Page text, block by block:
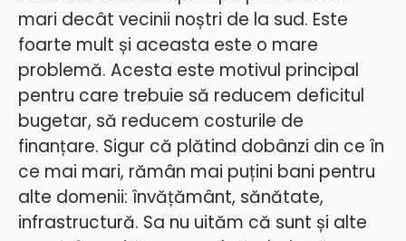
mari decât vecinii noștri de la sud. Este
foarte mult și aceasta este o mare
problemă. Acesta este motivul principal
pentru care trebuie să reducem deficitul
bugetar, să reducem costurile de
finanțare. Sigur că plătind dobânzi din ce în
ce mai mari, rămân mai puțini bani pentru
alte domenii: învățământ, sănătate,
infrastructură. Sa nu uităm că sunt și alte